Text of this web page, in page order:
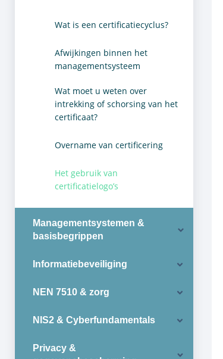
Wat is een certificatiecyclus?
Afwijkingen binnen het
managementsysteem
Wat moet u weten over
intrekking of schorsing van het
certificaat?
Overname van certificering
Het gebruik van
certificatielogo’s
Managementsystemen &
basisbegrippen
Informatiebeveiliging
NEN 7510 & zorg
NIS2 & Cyberfundamentals
Privacy &